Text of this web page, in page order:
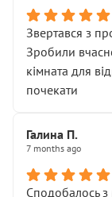
Звертався з
Зробили
кімната для
почекати
Галина П.
7 months ago
Сподобалось з